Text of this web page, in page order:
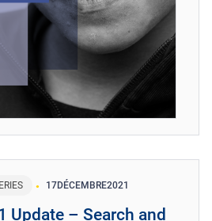
17DÉCEMBRE2021
Update – Search and